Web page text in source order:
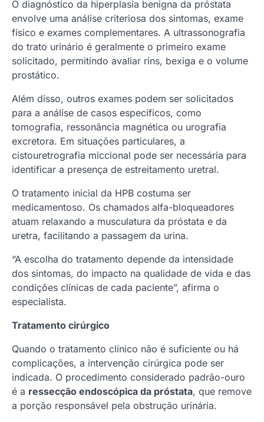
O diagnóstico da hiperplasia benigna da próstata
envolve uma análise criteriosa dos sintomas, exame
físico e exames complementares. A ultrassonografia
do trato urinário é geralmente o primeiro exame
solicitado, permitindo avaliar rins, bexiga e o volume
prostático.
Além disso, outros exames podem ser solicitados
para a análise de casos específicos, como
tomografia, ressonância magnética ou urografia
excretora. Em situações particulares, a
cistouretrografia miccional pode ser necessária para
identificar a presença de estreitamento uretral.
O tratamento inicial da HPB costuma ser
medicamentoso. Os chamados alfa-bloqueadores
atuam relaxando a musculatura da próstata e da
uretra, facilitando a passagem da urina.
“A escolha do tratamento depende da intensidade
dos sintomas, do impacto na qualidade de vida e das
condições clínicas de cada paciente”, afirma o
especialista.
Tratamento cirúrgico
Quando o tratamento clínico não é suficiente ou há
complicações, a intervenção cirúrgica pode ser
indicada. O procedimento considerado padrão-ouro
é a ressecção endoscópica da próstata, que remove
a porção responsável pela obstrução urinária.